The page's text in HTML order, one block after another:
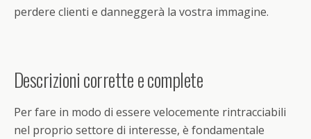
perdere clienti e danneggerà la vostra immagine.
Descrizioni corrette e complete
Per fare in modo di essere velocemente rintracciabili
nel proprio settore di interesse, è fondamentale